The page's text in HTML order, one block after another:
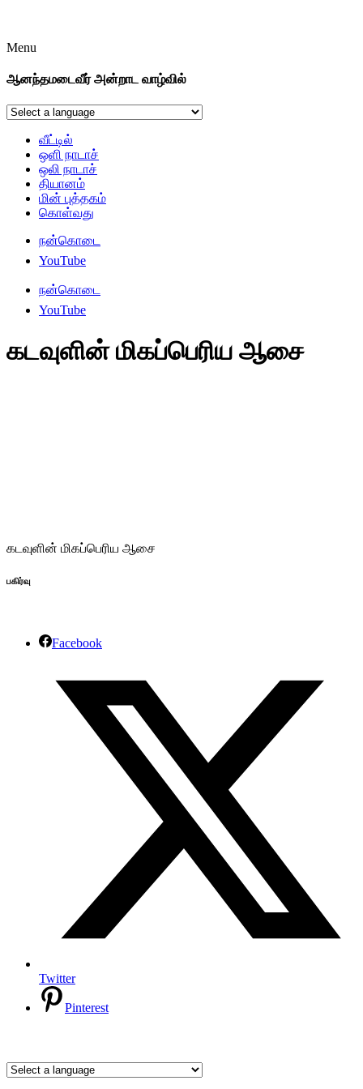
Menu
ஆனந்தமடைவீர் அன்றாட வாழ்வில்
வீட்டில்
ஒளி நாடாச்
ஒலி நாடாச்
தியானம்
மின் புத்தகம்
கொள்வது
நன்கொடை
YouTube
நன்கொடை
YouTube
கடவுளின் மிகப்பெரிய ஆசை
கடவுளின் மிகப்பெரிய ஆசை
பகிர்வு
Facebook
Twitter
Pinterest